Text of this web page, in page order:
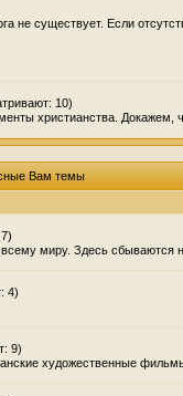
не существует. Если
10)
христианства. Докажем,
Вам темы
всему миру. Здесь сбываются
4)
9)
художественные